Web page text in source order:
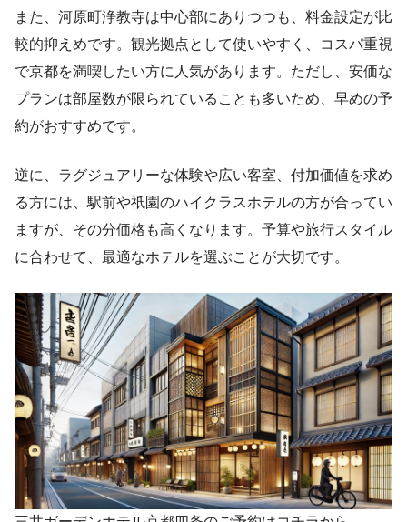
また、河原町浄教寺は中心部にありつつも、料金設定が比
較的抑えめです。観光拠点として使いやすく、コスパ重視
で京都を満喫したい方に人気があります。ただし、安価な
プランは部屋数が限られていることも多いため、早めの予
約がおすすめです。
逆に、ラグジュアリーな体験や広い客室、付加価値を求め
る方には、駅前や祇園のハイクラスホテルの方が合ってい
ますが、その分価格も高くなります。予算や旅行スタイル
に合わせて、最適なホテルを選ぶことが大切です。